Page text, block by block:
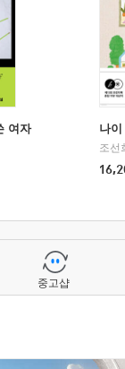
여자 나
조선
중고샵